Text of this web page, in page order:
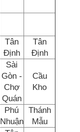
Tân
Định
Tân
Định
Sài
Gòn -
Chợ
Quán
Cầu
Kho
Phú
Nhuận
Thánh
Mẫu